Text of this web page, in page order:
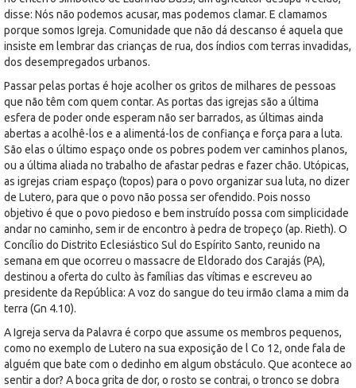
disse: Nós não podemos acusar, mas podemos clamar. E clamamos
porque somos Igreja. Comunidade que não dá descanso é aquela que
insiste em lembrar das crianças de rua, dos índios com terras invadidas,
dos desempregados urbanos.
Passar pelas portas é hoje acolher os gritos de milhares de pessoas
que não têm com quem contar. As portas das igrejas são a última
esfera de poder onde esperam não ser barrados, as últimas ainda
abertas a acolhê-los e a alimentá-los de confiança e força para a luta.
São elas o último espaço onde os pobres podem ver caminhos planos,
ou a última aliada no trabalho de afastar pedras e fazer chão. Utópicas,
as igrejas criam espaço (topos) para o povo organizar sua luta, no dizer
de Lutero, para que o povo não possa ser ofendido. Pois nosso
objetivo é que o povo piedoso e bem instruído possa com simplicidade
andar no caminho, sem ir de encontro à pedra de tropeço (ap. Rieth). O
Concílio do Distrito Eclesiástico Sul do Espírito Santo, reunido na
semana em que ocorreu o massacre de Eldorado dos Carajás (PA),
destinou a oferta do culto às famílias das vítimas e escreveu ao
presidente da República: A voz do sangue do teu irmão clama a mim da
terra (Gn 4.10).
A Igreja serva da Palavra é corpo que assume os membros pequenos,
como no exemplo de Lutero na sua exposição de l Co 12, onde fala de
alguém que bate com o dedinho em algum obstáculo. Que acontece ao
sentir a dor? A boca grita de dor, o rosto se contrai, o tronco se dobra